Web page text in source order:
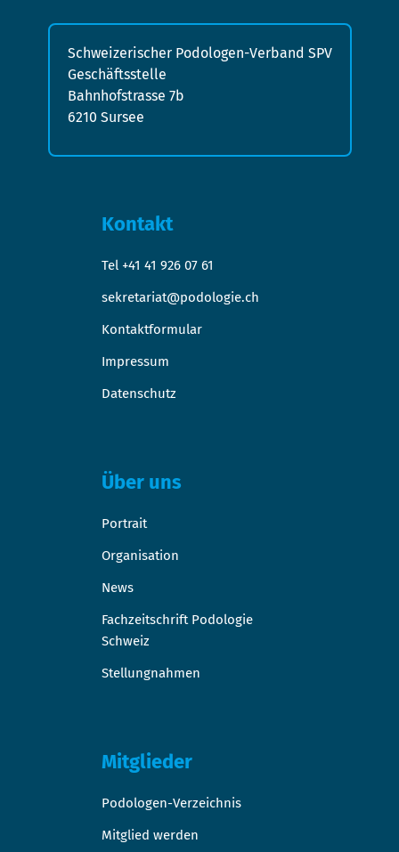
Über uns
Portrait
Organisation
News
Fachzeitschrift Podologie
Schweiz
Stellungnahmen
Kontakt
Tel +41 41 926 07 61
sekretariat@podologie.ch
Kontaktformular
Impressum
Datenschutz
Schweizerischer Podologen-Verband SPV
Geschäftsstelle
Bahnhofstrasse 7b
6210 Sursee
Mitglieder
Podologen-Verzeichnis
Mitglied werden